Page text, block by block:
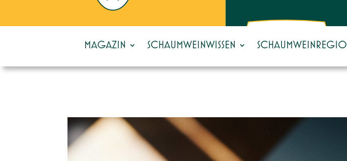
MAGAZIN SCHAUMWEINWISSEN